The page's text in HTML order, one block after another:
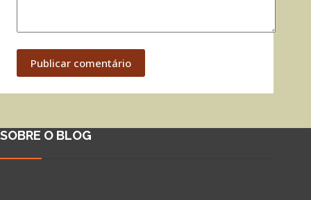
Publicar comentário
SOBRE O BLOG